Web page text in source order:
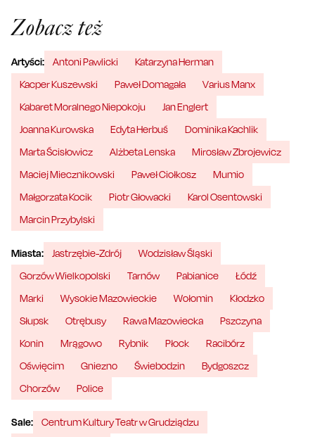
Zobacz też
Artyści: Antoni Pawlicki
Katarzyna Herman
Kacper Kuszewski
Paweł Domagała
Varius Manx
Kabaret Moralnego Niepokoju
Jan Englert
Joanna Kurowska
Edyta Herbuś
Dominika Kachlik
Marta Ścisłowicz
Alżbeta Lenska
Mirosław Zbrojewicz
Maciej Miecznikowski
Paweł Ciołkosz
Mumio
Małgorzata Kocik
Piotr Głowacki
Karol Osentowski
Marcin Przybylski
Miasta: Jastrzębie-Zdrój
Wodzisław Śląski
Gorzów Wielkopolski
Tarnów Pabianice
Łódź
Marki
Wysokie Mazowieckie Wołomin
Kłodzko
Słupsk
Otrębusy Rawa Mazowiecka
Pszczyna
Konin
Mrągowo Rybnik Płock
Racibórz
Oświęcim
Gniezno Świebodzin
Bydgoszcz
Chorzów
Police
Sale:
Centrum Kultury Teatr w Grudziądzu